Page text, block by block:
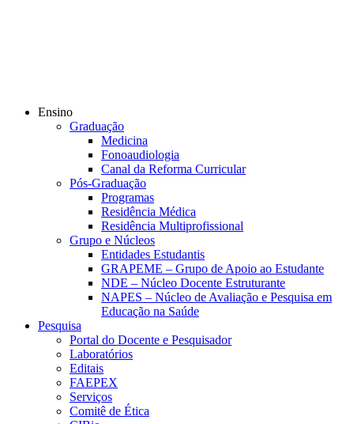
Ensino
Graduação
Medicina
Fonoaudiologia
Canal da Reforma Curricular
Pós-Graduação
Programas
Residência Médica
Residência Multiprofissional
Grupo e Núcleos
Entidades Estudantis
GRAPEME – Grupo de Apoio ao Estudante
NDE – Núcleo Docente Estruturante
NAPES – Núcleo de Avaliação e Pesquisa em
Educação na Saúde
Pesquisa
Portal do Docente e Pesquisador
Laboratórios
Editais
FAEPEX
Serviços
Comitê de Ética